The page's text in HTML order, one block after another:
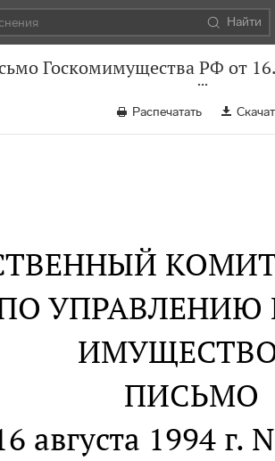
Найти
Госкомимущества РФ от
Распечатать
ПИСЬМО
августа 1994 г.